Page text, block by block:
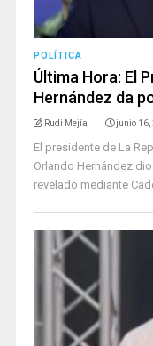
POLÍTICA
Última Hora: El
Hernández da
Rudi Mejía junio 16,
El presidente de La
Orlando Hernández
revelado mediante